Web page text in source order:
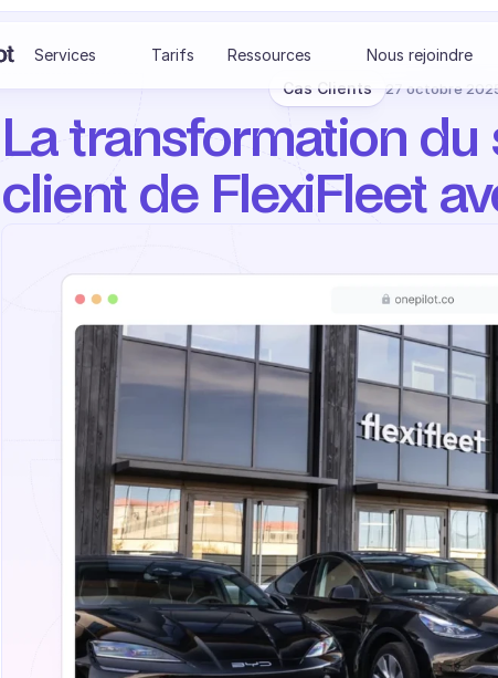
Services Tarifs Ressources Nous rejoindre
Cas Clients
27 octobre
La transformation du
client de FlexiFleet